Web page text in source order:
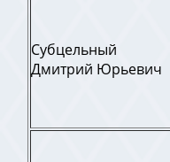
Субцельный
Дмитрий Юрьевич